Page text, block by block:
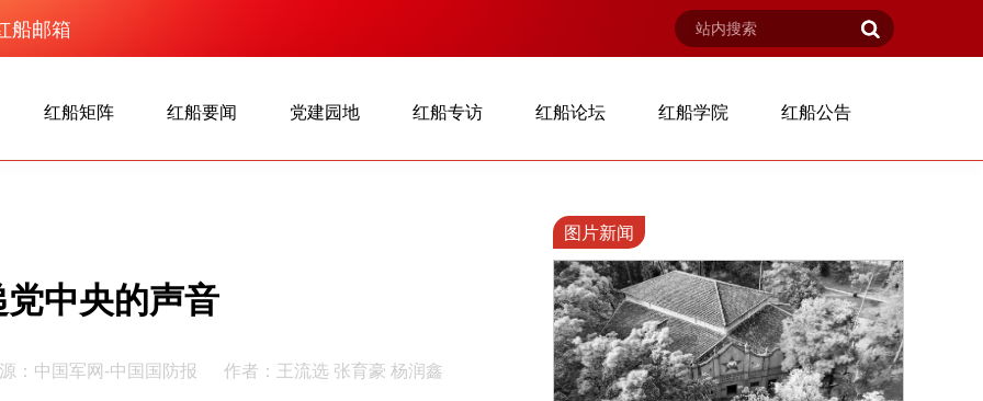
船邮箱
红船矩阵 红船要闻 党建园地 红船专访 红船论坛 红船学院 红船公告
中央的声音
：中国军网-中国国防报 作者：王流选 张育豪 杨润鑫
图片新闻